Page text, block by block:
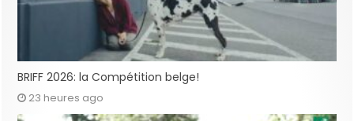
BRIFF 2026: la Compétition belge!
23 heures ago